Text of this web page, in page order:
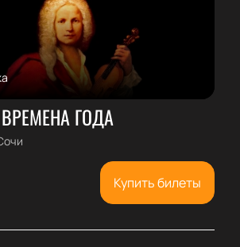
ГОДА
Купить билеты